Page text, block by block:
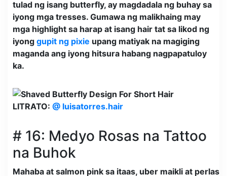
tulad ng isang butterfly, ay magdadala ng buhay sa
iyong mga tresses. Gumawa ng malikhaing may
mga highlight sa harap at isang hair tat sa likod ng
iyong gupit ng pixie upang matiyak na magiging
maganda ang iyong hitsura habang nagpapatuloy
ka.
LITRATO: @ luisatorres.hair
# 16: Medyo Rosas na Tattoo
na Buhok
Mahaba at salmon pink sa itaas, uber maikli at perlas